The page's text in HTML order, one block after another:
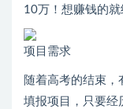
10万！想赚钱的就
项目需求
随着高考的结束
填报项目，只要经